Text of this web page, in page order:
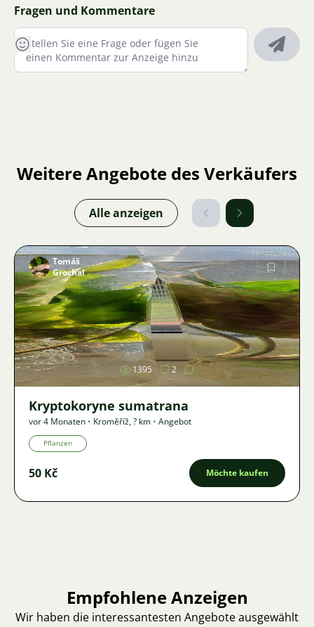
Fragen und Kommentare
Weitere Angebote des Verkäufers
Alle anzeigen
Bild
Tomáš
Grochal
1395 2
Kryptokoryne sumatrana
vor 4 Monaten • Kroměříž,? km • Angebot
Pflanzen
50 Kč Möchte kaufen
Empfohlene Anzeigen
Wir haben die interessantesten Angebote ausgewählt